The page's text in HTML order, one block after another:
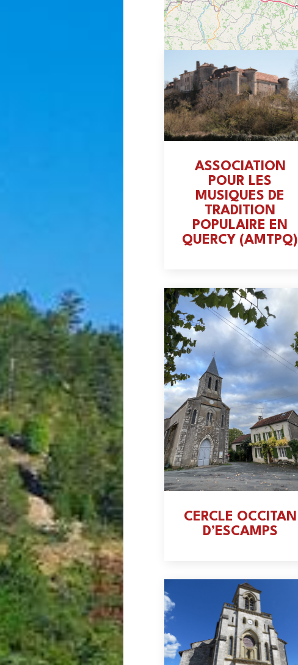
ASSOCIATION
POUR LES
MUSIQUES DE
TRADITION
POPULAIRE EN
QUERCY (AMTPQ)
CERCLE OCCITAN
D’ESCAMPS